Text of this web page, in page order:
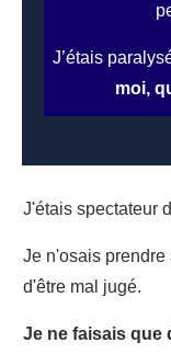
J’étais
moi,
J'étais spectateur
Je n'osais
d'être mal jugé.
Je ne faisais que